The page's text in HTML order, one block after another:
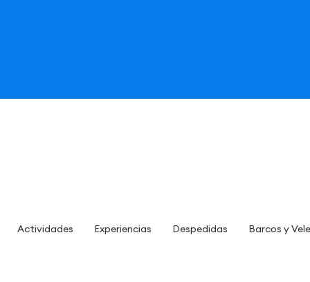
Actividades Experiencias Despedidas Barcos y